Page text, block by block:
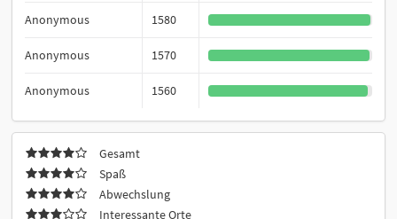
Anonymous 1580
Anonymous 1570
Anonymous 1560
Gesamt
Spaß
Abwechslung
Interessante Orte